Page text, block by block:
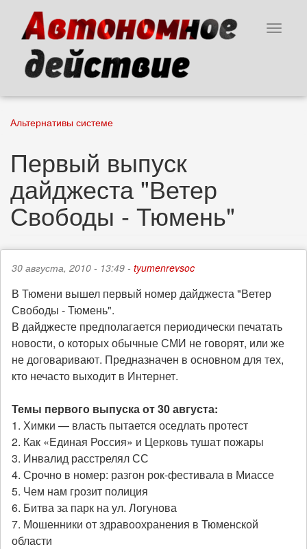
основному
содержанию
Toggle
Альтернативы системе
Первый выпуск
дайджеста "Ветер
Свободы - Тюмень"
30 августа, 2010 - 13:49 - tyumenrevsoc
В Тюмени вышел первый номер дайджеста "Ветер
Свободы - Тюмень".
В дайджесте предполагается периодически печатать
новости, о которых обычные СМИ не говорят, или же
не договаривают. Предназначен в основном для тех,
кто нечасто выходит в Интернет.
Темы первого выпуска от 30 августа:
1. Химки — власть пытается оседлать протест
2. Как «Единая Россия» и Церковь тушат пожары
3. Инвалид расстрелял СС
4. Срочно в номер: разгон рок-фестивала в Миассе
5. Чем нам грозит полиция
6. Битва за парк на ул. Логунова
7. Мошенники от здравоохранения в Тюменской
области